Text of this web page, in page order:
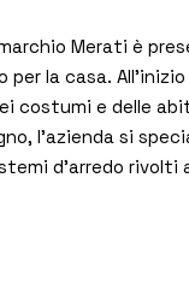
Merati è
per la casa.
costumi e delle
l’azienda si
d’arredo rivolti